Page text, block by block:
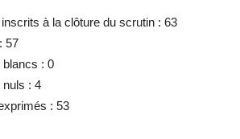
à la clôture du scrutin : 63
57
blancs : 0
nuls : 4
: 53